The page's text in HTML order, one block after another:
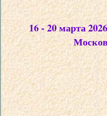
16 - 20 марта